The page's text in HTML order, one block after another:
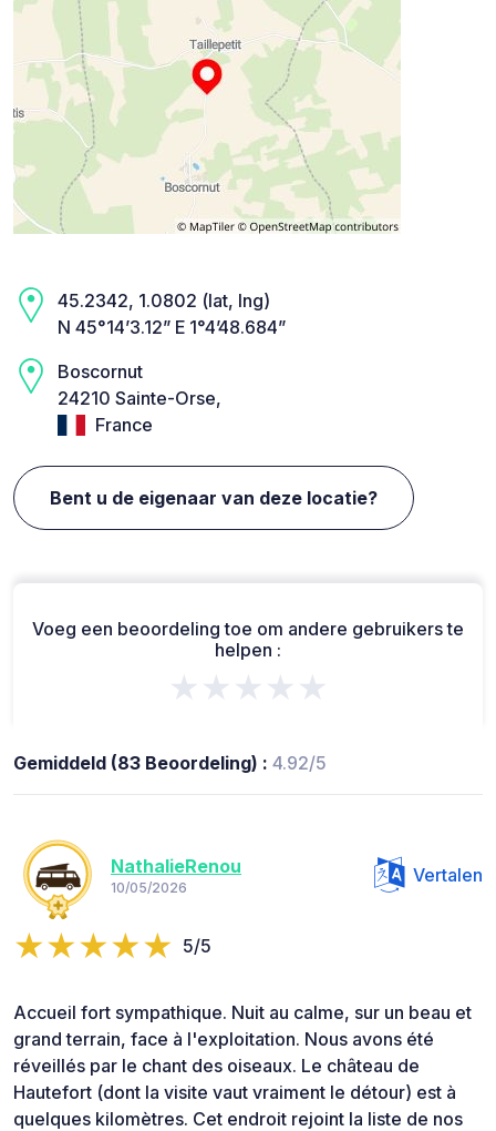
45.2342, 1.0802 (lat, lng)
N 45°14’3.12” E 1°4’48.684”
Boscornut
24210 Sainte-Orse,
France
Bent u de eigenaar van deze locatie?
Voeg een beoordeling toe om andere gebruikers te
helpen :
★★★★★
Gemiddeld (83 Beoordeling) : 4.92/5
NathalieRenou
10/05/2026
Vertalen
5/5
Accueil fort sympathique. Nuit au calme, sur un beau et
grand terrain, face à l'exploitation. Nous avons été
réveillés par le chant des oiseaux. Le château de
Hautefort (dont la visite vaut vraiment le détour) est à
quelques kilomètres. Cet endroit rejoint la liste de nos